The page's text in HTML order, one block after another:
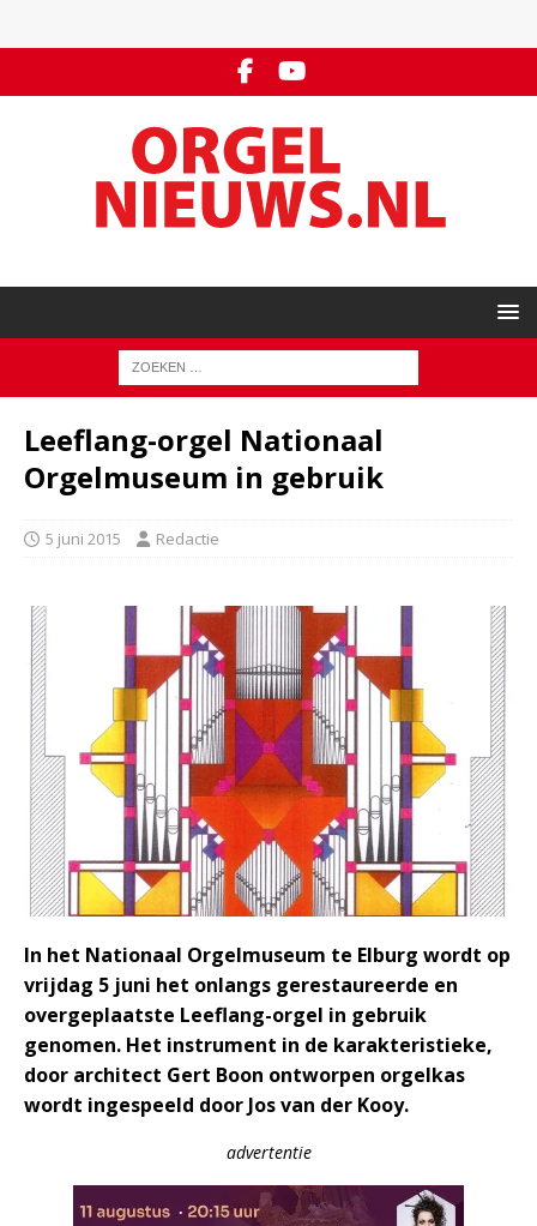
Leeflang-orgel Nationaal
Orgelmuseum in gebruik
5 juni 2015 Redactie
In het Nationaal Orgelmuseum te Elburg wordt op
vrijdag 5 juni het onlangs gerestaureerde en
overgeplaatste Leeflang-orgel in gebruik
genomen. Het instrument in de karakteristieke,
door architect Gert Boon ontworpen orgelkas
wordt ingespeeld door Jos van der Kooy.
advertentie